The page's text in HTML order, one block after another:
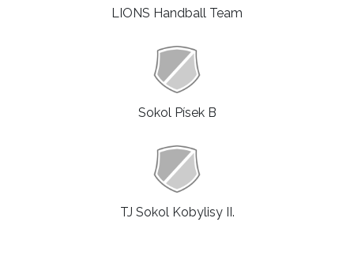
LIONS Handball Team
Sokol Písek B
TJ Sokol Kobylisy II.